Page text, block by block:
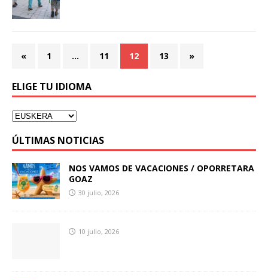
« 1 … 11 12 13 »
ELIGE TU IDIOMA
ÚLTIMAS NOTICIAS
NOS VAMOS DE VACACIONES / OPORRETARA
GOAZ
30 julio, 2026
10 julio, 2026